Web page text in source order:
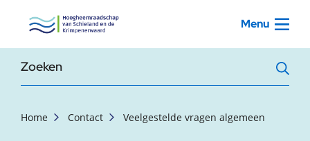
, startpagina Menu
Zoekterm
Home Contact Veelgestelde vragen algemeen